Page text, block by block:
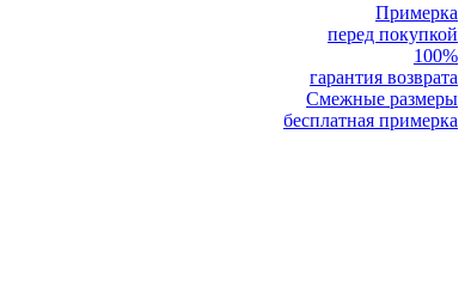
Примерка
перед покупкой
100%
гарантия возврата
Смежные размеры
бесплатная примерка